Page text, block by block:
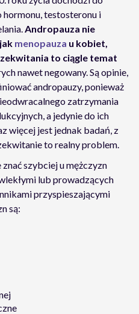
testosteronu i
Andropauza nie
menopauza u kobiet,
to ciągle temat
nawet negowany. Są opinie,
andropauzy, ponieważ
zatrzymania
a jedynie do ich
więcej jest jednak badań, z
to realny problem.
szybciej u mężczyzn
lub prowadzących
przyspieszającymi
są: